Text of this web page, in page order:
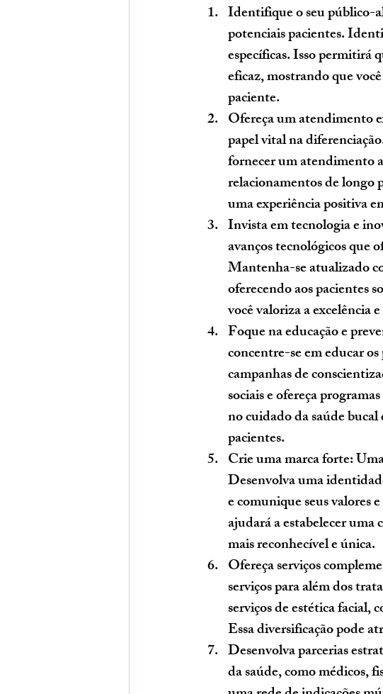
Identifique o seu público-
potenciais pacientes.
específicas. Isso permitirá
eficaz, mostrando que
paciente.
Ofereça um atendimento
papel vital na
fornecer um atendimento
relacionamentos de longo
uma experiência positiva
Invista em tecnologia e
avanços tecnológicos que
Mantenha-se atualizado
oferecendo aos pacientes
você valoriza a excelência
Foque na educação e
concentre-se em educar
campanhas de
sociais e ofereça
no cuidado da saúde
pacientes.
Crie uma marca forte:
Desenvolva uma
e comunique seus valores
ajudará a estabelecer uma
mais reconhecível e única.
Ofereça serviços
serviços para além dos
serviços de estética
Essa diversificação pode
Desenvolva parcerias
da saúde, como médicos,